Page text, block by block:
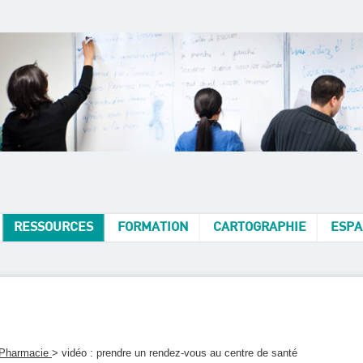
RESSOURCES FORMATION CARTOGRAPHIE
> vidéo : prendre un rendez-vous au centre de santé